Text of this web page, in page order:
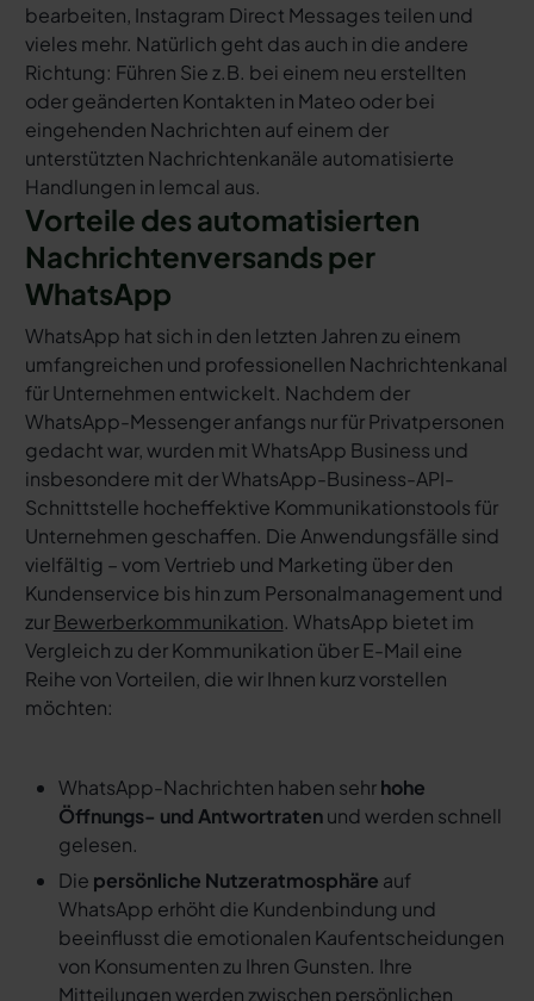
bearbeiten, Instagram Direct Messages teilen und
vieles mehr. Natürlich geht das auch in die andere
Richtung: Führen Sie z.B. bei einem neu erstellten
oder geänderten Kontakten in Mateo oder bei
eingehenden Nachrichten auf einem der
unterstützten Nachrichtenkanäle automatisierte
Handlungen in lemcal aus.
Vorteile des automatisierten
Nachrichtenversands per
WhatsApp
WhatsApp hat sich in den letzten Jahren zu einem
umfangreichen und professionellen Nachrichtenkanal
für Unternehmen entwickelt. Nachdem der
WhatsApp-Messenger anfangs nur für Privatpersonen
gedacht war, wurden mit WhatsApp Business und
insbesondere mit der WhatsApp-Business-API-
Schnittstelle hocheffektive Kommunikationstools für
Unternehmen geschaffen. Die Anwendungsfälle sind
vielfältig – vom Vertrieb und Marketing über den
Kundenservice bis hin zum Personalmanagement und
zurBewerberkommunikation. WhatsApp bietet im
Vergleich zu der Kommunikation über E-Mail eine
Reihe von Vorteilen, die wir Ihnen kurz vorstellen
möchten:
WhatsApp-Nachrichten haben sehrhohe
Öffnungs- und Antwortratenund werden schnell
gelesen.
Die persönliche Nutzeratmosphäre auf
WhatsApp erhöht die Kundenbindung und
beeinflusst die emotionalen Kaufentscheidungen
von Konsumenten zu Ihren Gunsten. Ihre
Mitteilungen werden zwischen persönlichen